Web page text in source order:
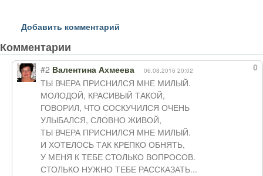
Добавить комментарий
Комментарии
0
#2 Валентина Ахмеева 06.08.2016 20:02
ТЫ ВЧЕРА ПРИСНИЛСЯ МНЕ МИЛЫЙ.
МОЛОДОЙ, КРАСИВЫЙ ТАКОЙ,
ГОВОРИЛ, ЧТО СОСКУЧИЛСЯ ОЧЕНЬ
УЛЫБАЛСЯ, СЛОВНО ЖИВОЙ,
ТЫ ВЧЕРА ПРИСНИЛСЯ МНЕ МИЛЫЙ.
И ХОТЕЛОСЬ ТАК КРЕПКО ОБНЯТЬ,
У МЕНЯ К ТЕБЕ СТОЛЬКО ВОПРОСОВ.
СТОЛЬКО НУЖНО ТЕБЕ РАССКАЗАТЬ...